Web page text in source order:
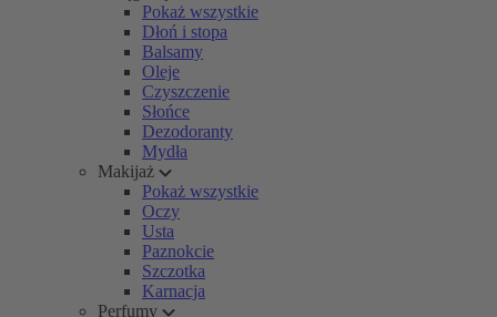
Pokaż wszystkie
Dłoń i stopa
Balsamy
Oleje
Czyszczenie
Słońce
Dezodoranty
Mydła
Makijaż
Pokaż wszystkie
Oczy
Usta
Paznokcie
Szczotka
Karnacja
Perfumy